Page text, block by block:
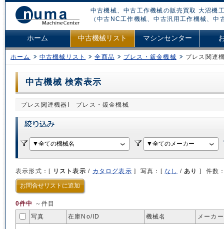
中古機械、中古工作機械の販売買取 大沼機
（中古NC工作機械、中古汎用工作機械、
ホーム 中古機械リスト マシンセンター
ホーム 中古機械リスト 全商品 プレス・鈑金機械 プレス関連
中古機械 検索表示
プレス関連機器I プレス・鈑金機械
表示形式：[ リスト表示 / カタログ表示 ] 写真：[ なし / あり ] 件数
お問合せリストに追加
0件中
～件目
写真
在庫No/ID 機械名 メーカ